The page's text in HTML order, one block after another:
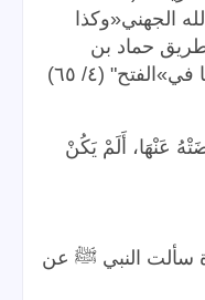
الجهني«وكذا
٢٧٩) من طريق حماد بن
سلمة:»أبو التياح«وهو الأصح كما في»الفتح" (٤/ ٦٥)
عَنْهَا، أَلَمْ يَكُنْ
سألت النبي ﷺ عن